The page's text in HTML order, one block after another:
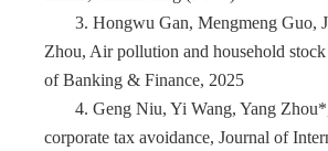
3. Hongwu Gan, Mengmeng Guo,
Zhou, Air pollution and household
of Banking & Finance, 2025
4. Geng Niu, Yi Wang, Yang
corporate tax avoidance, Journal of